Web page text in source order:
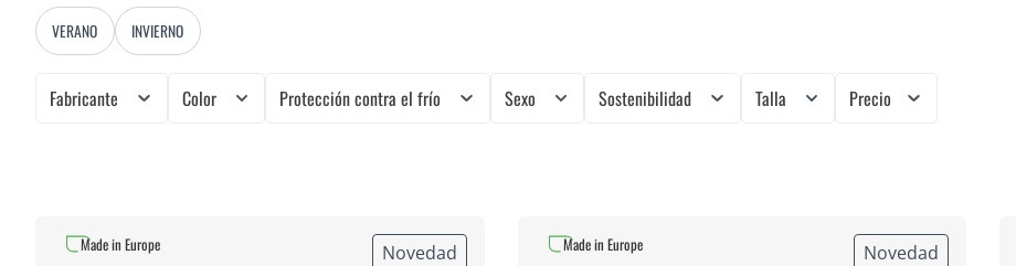
VERANO INVIERNO
Fabricante Color Protección contra el frío Sexo Sostenibilidad Talla Precio
Novedad
Made in Europe Novedad
Made in Europe